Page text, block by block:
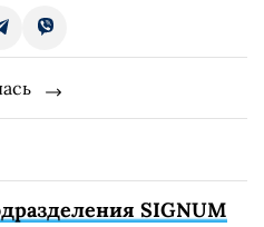
SIGNUM